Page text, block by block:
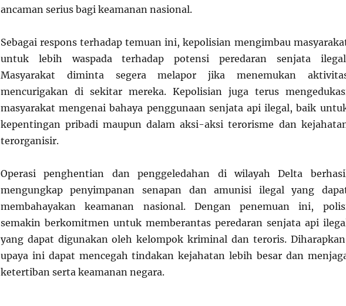
ancaman serius bagi keamanan nasional.
Sebagai respons terhadap temuan ini, kepolisian mengimbau
untuk lebih waspada terhadap potensi peredaran senjata
Masyarakat diminta segera melapor jika menemukan
mencurigakan di sekitar mereka. Kepolisian juga terus
masyarakat mengenai bahaya penggunaan senjata api ilegal, baik
kepentingan pribadi maupun dalam aksi-aksi terorisme dan
terorganisir.
Operasi penghentian dan penggeledahan di wilayah Delta
mengungkap penyimpanan senapan dan amunisi ilegal yang
membahayakan keamanan nasional. Dengan penemuan ini,
semakin berkomitmen untuk memberantas peredaran senjata api
yang dapat digunakan oleh kelompok kriminal dan teroris.
upaya ini dapat mencegah tindakan kejahatan lebih besar dan
ketertiban serta keamanan negara.